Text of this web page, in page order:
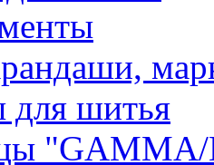
для шитья
"GAMMA/